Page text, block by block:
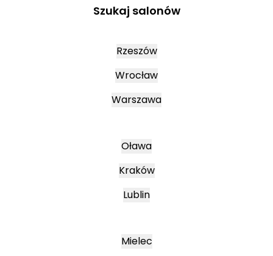
Szukaj salonów
Rzeszów
Wrocław
Warszawa
Oława
Kraków
Lublin
Mielec